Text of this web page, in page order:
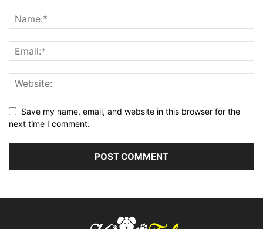
Save my name, email, and website in this browser for the
next time I comment.